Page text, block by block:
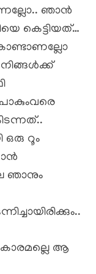
ഞാൻ
കെട്ടിയത്…
ഒരു റൂം
ഞാനും
ആ